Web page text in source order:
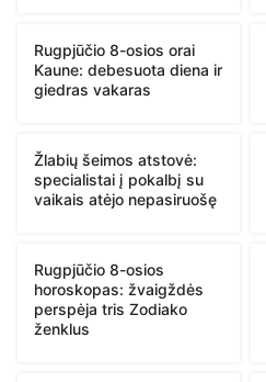
Rugpjūčio 8-osios orai
Kaune: debesuota diena ir
giedras vakaras
Žlabių šeimos atstovė:
specialistai į pokalbį su
vaikais atėjo nepasiruošę
Rugpjūčio 8-osios
horoskopas: žvaigždės
perspėja tris Zodiako
ženklus